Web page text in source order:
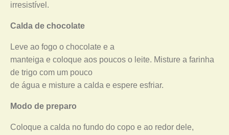
irresistível.
Calda de chocolate
Leve ao fogo o chocolate e a
manteiga e coloque aos poucos o leite. Misture a farinha
de trigo com um pouco
de água e misture a calda e espere esfriar.
Modo de preparo
Coloque a calda no fundo do copo e ao redor dele,